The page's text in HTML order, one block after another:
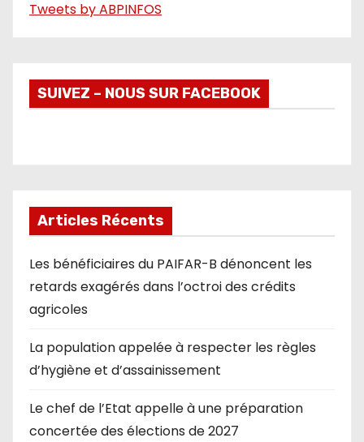
Tweets by ABPINFOS
SUIVEZ – NOUS SUR FACEBOOK
Articles Récents
Les bénéficiaires du PAIFAR-B dénoncent les
retards exagérés dans l’octroi des crédits
agricoles
La population appelée à respecter les règles
d’hygiène et d’assainissement
Le chef de l’Etat appelle à une préparation
concertée des élections de 2027